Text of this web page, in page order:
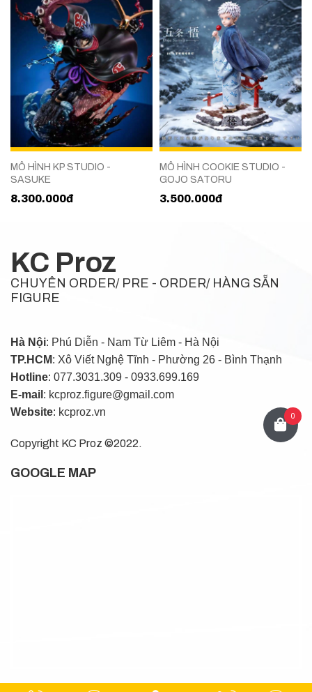
MÔ HÌNH KP STUDIO -
SASUKE
8.300.000đ
MÔ HÌNH COOKIE STUDIO -
GOJO SATORU
3.500.000đ
KC Proz
CHUYÊN ORDER/ PRE - ORDER/ HÀNG SẴN
FIGURE
Hà Nội: Phú Diễn - Nam Từ Liêm - Hà Nội
TP.HCM: Xô Viết Nghệ Tĩnh - Phường 26 - Bình Thạnh
Hotline: 077.3031.309 - 0933.699.169
E-mail : kcproz.figure@gmail.com
Website: kcproz.vn
Copyright KC Proz ©2022.
GOOGLE MAP
0